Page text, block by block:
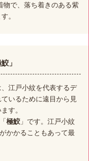
物で、落ち着きのある紫
。
」
、江戸小紋を代表するデ
いるために遠目から見
す。
極鮫 」です。江戸小紋
かかることもあって最